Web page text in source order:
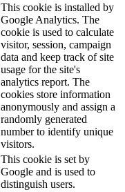
This cookie is installed by
Google Analytics. The
cookie is used to calculate
visitor, session, campaign
data and keep track of site
usage for the site's
analytics report. The
cookies store information
anonymously and assign a
randomly generated
number to identify unique
visitors.
This cookie is set by
Google and is used to
distinguish users.